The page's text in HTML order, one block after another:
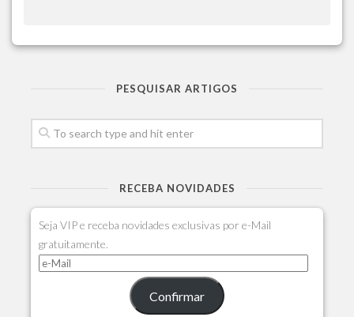
PESQUISAR ARTIGOS
RECEBA NOVIDADES
Seja VIP e receba novidades exclusivas por e-Mail
gratuitamente.
Confirmar